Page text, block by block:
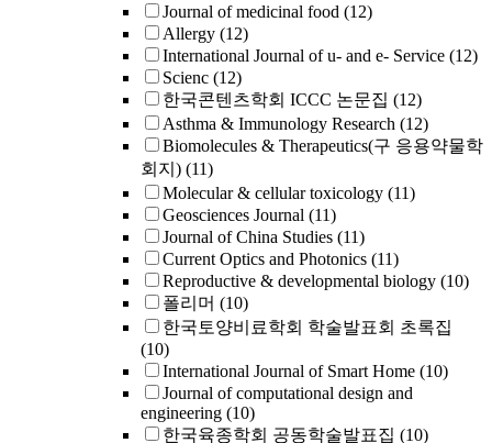
Journal of medicinal food (12)
Allergy (12)
International Journal of u- and e- Service (12)
Scienc (12)
한국콘텐츠학회 ICCC 논문집 (12)
Asthma & Immunology Research (12)
Biomolecules & Therapeutics(구 응용약물학
회지) (11)
Molecular & cellular toxicology (11)
Geosciences Journal (11)
Journal of China Studies (11)
Current Optics and Photonics (11)
Reproductive & developmental biology (10)
폴리머 (10)
한국토양비료학회 학술발표회 초록집
(10)
International Journal of Smart Home (10)
Journal of computational design and
engineering (10)
한국육종학회 공동학술발표집 (10)